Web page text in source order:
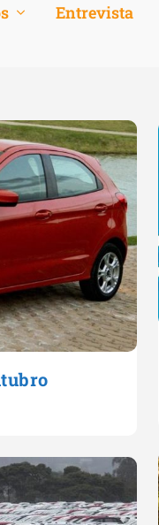
Entrevista